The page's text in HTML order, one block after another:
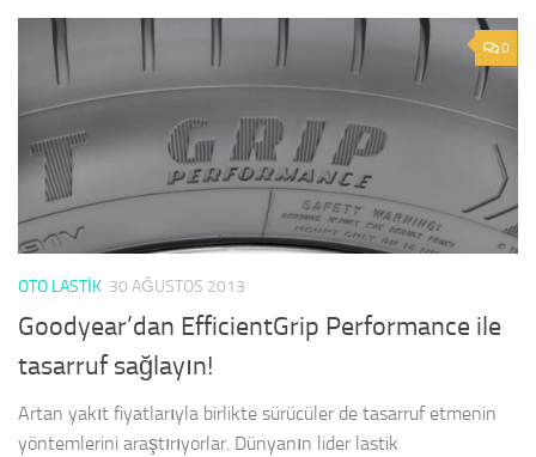
0
OTO LASTIK 30 AĞUSTOS 2013
Goodyear’dan EfficientGrip Performance ile
tasarruf sağlayın!
Artan yakıt fiyatlarıyla birlikte sürücüler de tasarruf etmenin
yöntemlerini araştırıyorlar. Dünyanın lider lastik